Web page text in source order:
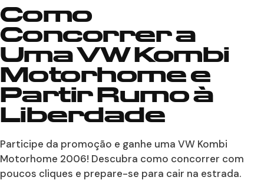
Como
Concorrer a
Uma VW Kombi
Motorhome e
Partir Rumo à
Liberdade
Participe da promoção e ganhe uma VW Kombi
Motorhome 2006! Descubra como concorrer com
poucos cliques e prepare-se para cair na estrada.